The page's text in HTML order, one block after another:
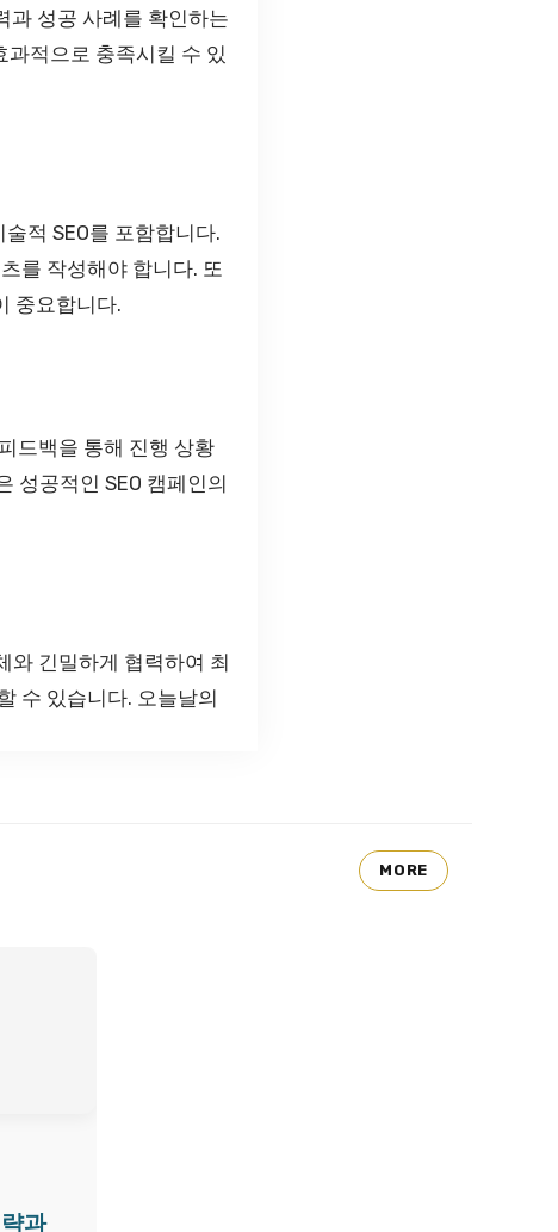
과 성공 사례를 확인하는
과적으로 충족시킬 수 있
적 SEO를 포함합니다.
를 작성해야 합니다. 또
중요합니다.
드백을 통해 진행 상황
성공적인 SEO 캠페인의
와 긴밀하게 협력하여 최
수 있습니다. 오늘날의
MORE
과